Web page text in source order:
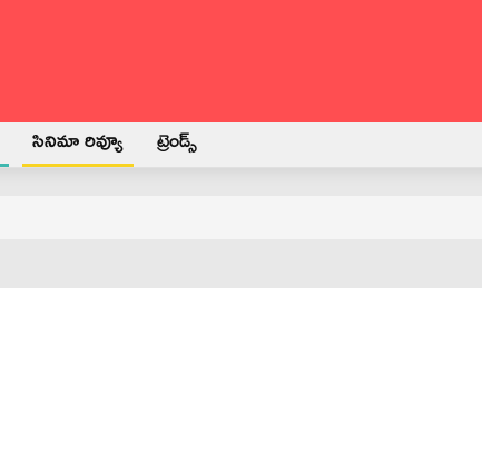
సినిమా రివ్యూ ట్రెండ్స్